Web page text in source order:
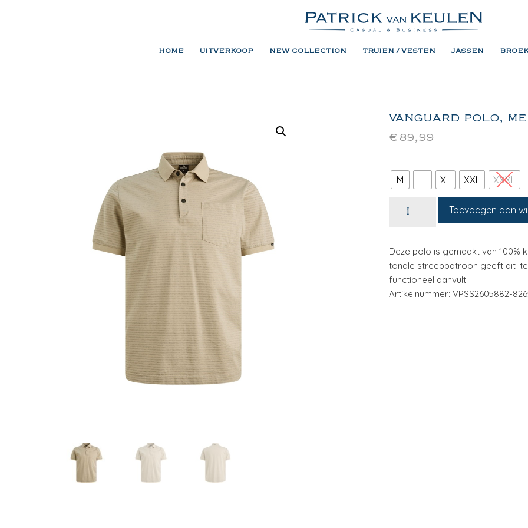
HOME UITVERKOOP NEW COLLECTION TRUIEN / VESTEN JASSEN
VANGUARD POLO,
€ 89,99
M L XL XXL XXXL
Toevoegen aan
Deze polo is gemaakt van 100%
tonale streeppatroon geeft dit
functioneel aanvult.
Artikelnummer: VPSS2605882-